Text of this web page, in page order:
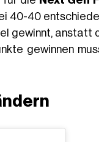
40-40
gewinnt, anstatt
gewinnen